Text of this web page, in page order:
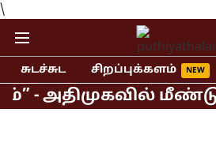
\
சுடச்சுட சிறப்புக்களம்
மீண்டும்